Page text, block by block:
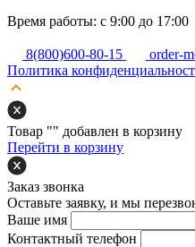
Время работы: с 9:00 до 17:00
8(800)600-80-15
order-
Политика
Товар "" добавлен в корзину
Перейти в корзину
Заказ звонка
Оставьте заявку, и мы
Ваше имя
Контактный телефон